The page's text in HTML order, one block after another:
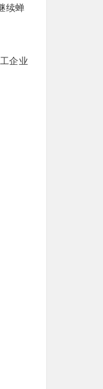
续蝉
企业